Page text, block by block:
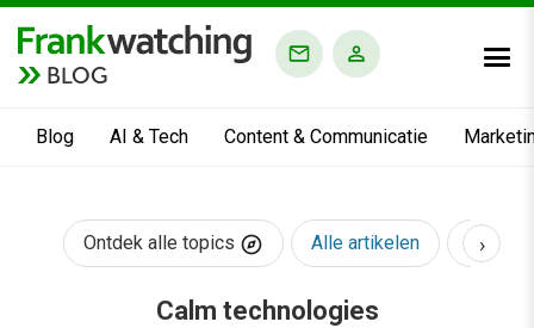
BLOG
Blog AI & Tech Content & Communicatie
Ontdek alle topics Alle artikelen AI &
›
Calm technologies